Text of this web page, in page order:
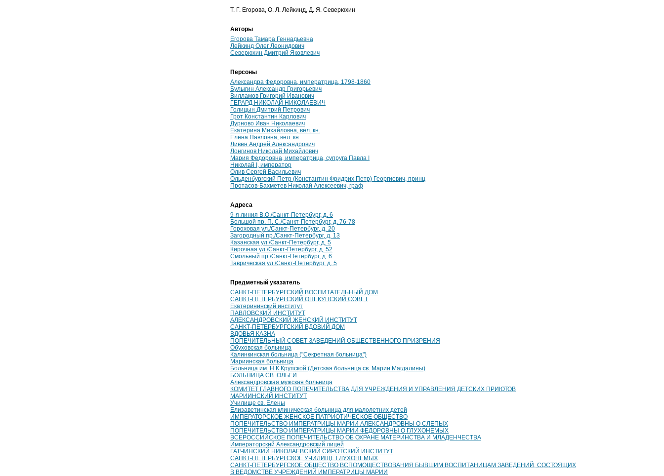
Т. Г. Егорова, О. Л. Лейкинд, Д. Я. Северюхин
Авторы
Егорова Тамара Геннадьевна
Лейкинд Олег Леонидович
Северюхин Дмитрий Яковлевич
Персоны
Александра Федоровна, императрица, 1798-1860
Булыгин Александр Григорьевич
Вилламов Григорий Иванович
ГЕРАРД НИКОЛАЙ НИКОЛАЕВИЧ
Голицын Дмитрий Петрович
Грот Константин Карлович
Дурново Иван Николаевич
Екатерина Михайловна, вел. кн.
Елена Павловна, вел. кн.
Ливен Андрей Александрович
Лонгинов Николай Михайлович
Мария Федоровна, императрица, супруга Павла I
Николай I, император
Олив Сергей Васильевич
Ольденбургский Петр (Константин Фридрих Петр) Георгиевич, принц
Протасов-Бахметев Николай Алексеевич, граф
Адреса
9-я линия В.О./Санкт-Петербург, д. 6
Большой пр. П. С./Санкт-Петербург, д. 76-78
Гороховая ул./Санкт-Петербург, д. 20
Загородный пр./Санкт-Петербург, д. 13
Казанская ул./Санкт-Петербург, д. 5
Кирочная ул./Санкт-Петербург, д. 52
Смольный пр./Санкт-Петербург, д. 6
Таврическая ул./Санкт-Петербург, д. 5
Предметный указатель
САНКТ-ПЕТЕРБУРГСКИЙ ВОСПИТАТЕЛЬНЫЙ ДОМ
САНКТ-ПЕТЕРБУРГСКИЙ ОПЕКУНСКИЙ СОВЕТ
Екатерининский институт
ПАВЛОВСКИЙ ИНСТИТУТ
АЛЕКСАНДРОВСКИЙ ЖЕНСКИЙ ИНСТИТУТ
САНКТ-ПЕТЕРБУРГСКИЙ ВДОВИЙ ДОМ
ВДОВЬЯ КАЗНА
ПОПЕЧИТЕЛЬНЫЙ СОВЕТ ЗАВЕДЕНИЙ ОБЩЕСТВЕННОГО ПРИЗРЕНИЯ
Обуховская больница
Калинкинская больница ("Секретная больница")
Мариинская больница
Больница им. Н.К.Крупской (Детская больница св. Марии Магдалины)
БОЛЬНИЦА СВ. ОЛЬГИ
Александровская мужская больница
КОМИТЕТ ГЛАВНОГО ПОПЕЧИТЕЛЬСТВА ДЛЯ УЧРЕЖДЕНИЯ И УПРАВЛЕНИЯ ДЕТСКИХ ПРИЮТОВ
МАРИИНСКИЙ ИНСТИТУТ
Училище св. Елены
Елизаветинская клиническая больница для малолетних детей
ИМПЕРАТОРСКОЕ ЖЕНСКОЕ ПАТРИОТИЧЕСКОЕ ОБЩЕСТВО
ПОПЕЧИТЕЛЬСТВО ИМПЕРАТРИЦЫ МАРИИ АЛЕКСАНДРОВНЫ О СЛЕПЫХ
ПОПЕЧИТЕЛЬСТВО ИМПЕРАТРИЦЫ МАРИИ ФЕДОРОВНЫ О ГЛУХОНЕМЫХ
ВСЕРОССИЙСКОЕ ПОПЕЧИТЕЛЬСТВО ОБ ОХРАНЕ МАТЕРИНСТВА И МЛАДЕНЧЕСТВА
Императорский Александровский лицей
ГАТЧИНСКИЙ НИКОЛАЕВСКИЙ СИРОТСКИЙ ИНСТИТУТ
САНКТ-ПЕТЕРБУРГСКОЕ УЧИЛИЩЕ ГЛУХОНЕМЫХ
САНКТ-ПЕТЕРБУРГСКОЕ ОБЩЕСТВО ВСПОМОЩЕСТВОВАНИЯ БЫВШИМ ВОСПИТАНИЦАМ ЗАВЕДЕНИЙ, СОСТОЯЩИХ
В ВЕДОМСТВЕ УЧРЕЖДЕНИЙ ИМПЕРАТРИЦЫ МАРИИ